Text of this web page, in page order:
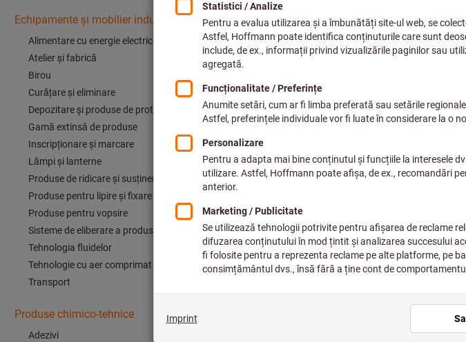
Echipamente şi mobilier industrial
Alimentare cu energie electrică
Atelier și fabrică
Birou
Curățare și eliminare
Depozitare și produse de protecția mediului
Gamă extinsă de produse
Inscripţionare şi marcare
Lămpi şi lanterne
Produse de ridicare și susținere
Produse pentru lipire și fixare
Produse pentru vopsire
Sisteme de eliberare a produselor
Tehnologia fluidelor
Tehnologie cu aer comprimat
Transport
Produse chimico-tehnice
Adezivi
Protecţie respiratorie
Îmbrăcăminte de lucru
Îmbrăcăminte de protecţie
Scule de mână
Cleşti şi pensete
Gamă extinsă de produse
Instrumente de impact
Scule de mână - accesorii
Scule de prelucrare a ţevilor
Scule de strângere
Scule pentru pregătirea cablurilor
Seturi de scule amestecate